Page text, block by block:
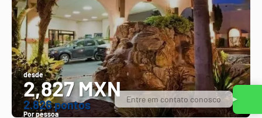
desde
2,827 MXN
2.826 pontos
Por pessoa
Entre em contato conosco